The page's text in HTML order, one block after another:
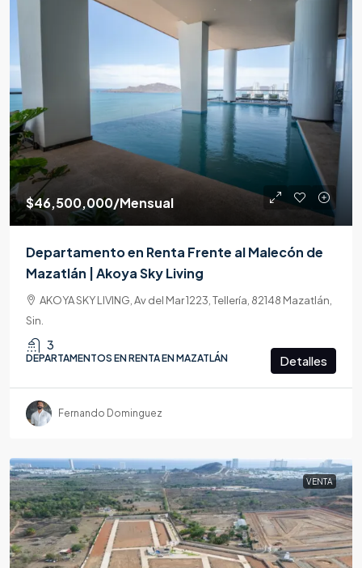
$46,500,000/Mensual
Departamento en Renta Frente al Malecón de
Mazatlán | Akoya Sky Living
AKOYA SKY LIVING, Av del Mar 1223, Tellería, 82148 Mazatlán,
Sin.
3
DEPARTAMENTOS EN RENTA EN MAZATLÁN Detalles
Fernando Dominguez
VENTA